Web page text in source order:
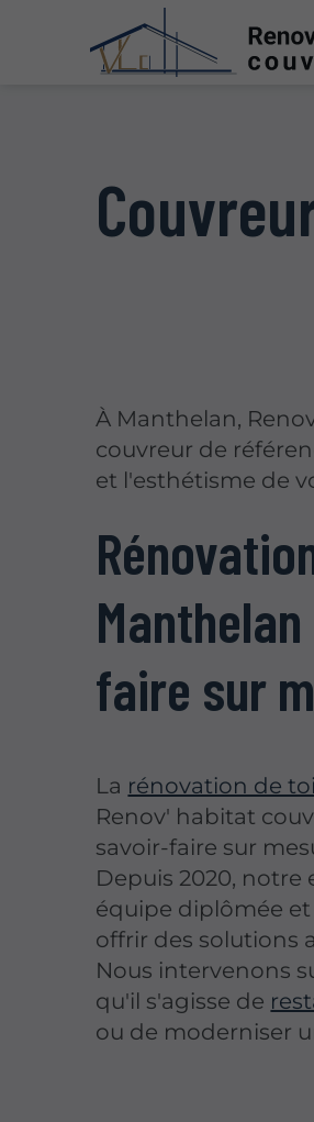
À Manthelan,
couvreur de
et l'esthétisme de
faire sur
La rénovation de
Renov' habitat
savoir-faire sur
Depuis 2020, notre
équipe diplômée
offrir des solutions
Nous intervenons
qu'il s'agisse de
ou de moderniser